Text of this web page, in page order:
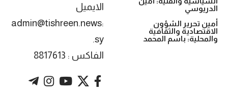
الدريوسي
أمين تحرير الشؤون
الاقتصادية والثقافية
والمحلية: باسم المحمد
الايميل
:admin@tishreen.news
.sy
الفاكس : 8817613